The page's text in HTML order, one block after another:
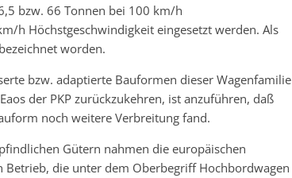
bzw. 66 Tonnen bei 100 km/h
h Höchstgeschwindigkeit eingesetzt werden. Als
worden.
bzw. adaptierte Bauformen dieser Wagenfamilie
der PKP zurückzukehren, ist anzuführen, daß
noch weitere Verbreitung fand.
Gütern nahmen die europäischen
die unter dem Oberbegriff Hochbordwagen